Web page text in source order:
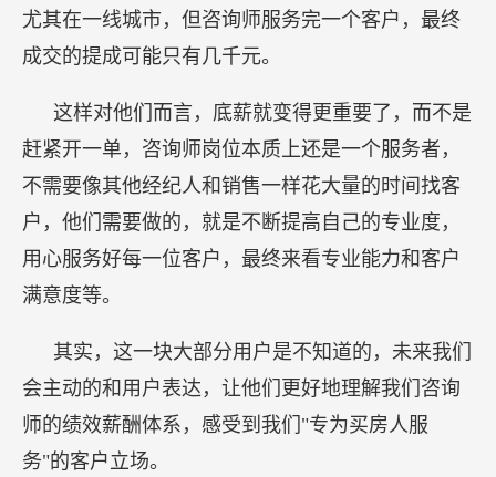
尤其在一线城市，但咨询师服务完一个客户，最终
成交的提成可能只有几千元。
这样对他们而言，底薪就变得更重要了，而不是
赶紧开一单，咨询师岗位本质上还是一个服务者，
不需要像其他经纪人和销售一样花大量的时间找客
户，他们需要做的，就是不断提高自己的专业度，
用心服务好每一位客户，最终来看专业能力和客户
满意度等。
其实，这一块大部分用户是不知道的，未来我们
会主动的和用户表达，让他们更好地理解我们咨询
师的绩效薪酬体系，感受到我们"专为买房人服
务"的客户立场。